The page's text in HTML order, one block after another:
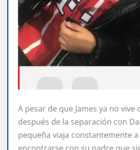
A pesar de que James ya no vive
después de la separación con
pequeña viaja constantemente
encontrarse con su padre que